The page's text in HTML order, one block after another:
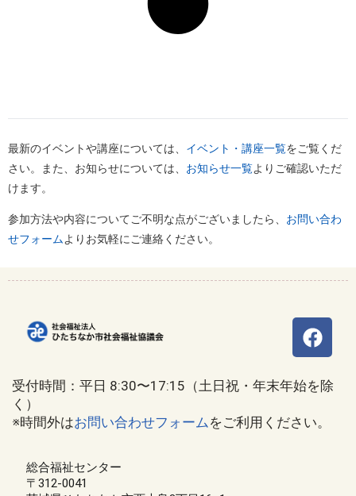
最新のイベントや講座については、 イベント・講座一覧をご覧くだ
さい。また、お知らせについては、 お知らせ一覧よりご確認いただ
けます。
参加方法や内容についてご不明な点がございましたら、 お問い合わ
せフォームよりお気軽にご連絡ください。
受付時間：平日 8:30〜17:15（土日祝・年末年始を除
く）
※時間外はお問い合わせフォームをご利用ください。
総合福祉センター
〒312-0041